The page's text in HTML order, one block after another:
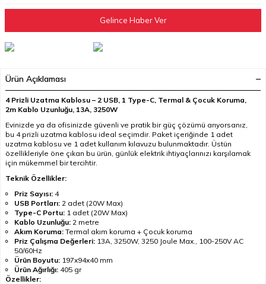
Gelince Haber Ver
Ürün Açıklaması
4 Prizli Uzatma Kablosu – 2 USB, 1 Type-C, Termal & Çocuk Koruma,
2m Kablo Uzunluğu, 13A, 3250W
Evinizde ya da ofisinizde güvenli ve pratik bir güç çözümü arıyorsanız,
bu 4 prizli uzatma kablosu ideal seçimdir. Paket içeriğinde 1 adet
uzatma kablosu ve 1 adet kullanım kılavuzu bulunmaktadır. Üstün
özellikleriyle öne çıkan bu ürün, günlük elektrik ihtiyaçlarınızı karşılamak
için mükemmel bir tercihtir.
Teknik Özellikler:
Priz Sayısı: 4
USB Portları: 2 adet (20W Max)
Type-C Portu: 1 adet (20W Max)
Kablo Uzunluğu: 2 metre
Akım Koruma: Termal akım koruma + Çocuk koruma
Priz Çalışma Değerleri: 13A, 3250W, 3250 Joule Max., 100-250V AC
50/60Hz
Ürün Boyutu: 197x94x40 mm
Ürün Ağırlığı: 405 gr
Özellikler: